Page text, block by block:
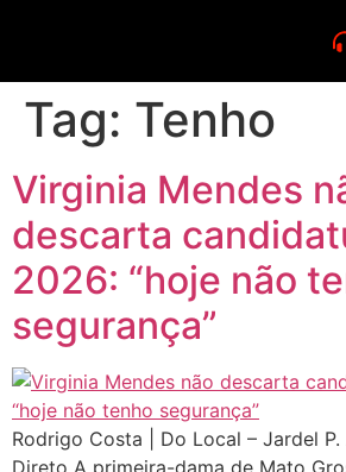
Tag: Tenho
Virginia Mendes
descarta
2026: “hoje não
segurança”
Rodrigo Costa | Do Local – Jardel
Direto A primeira-dama de Mato